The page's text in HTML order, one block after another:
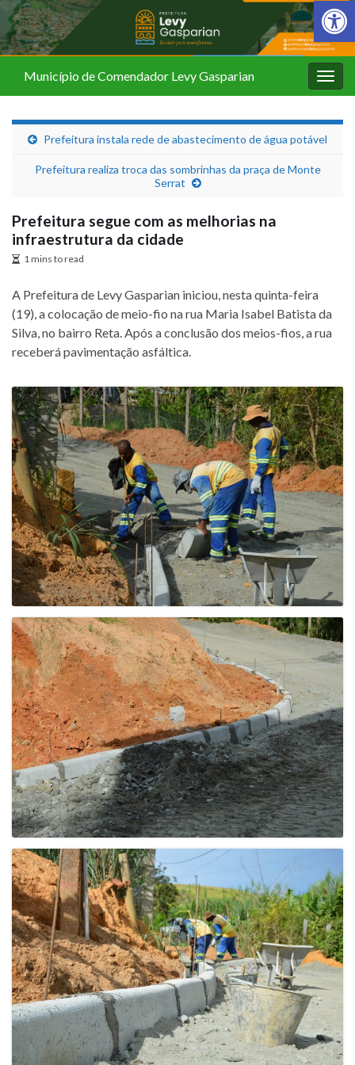
Barra de
Município de Comendador Levy Gasparian
Prefeitura instala rede de abastecimento de água potável
Prefeitura realiza troca das sombrinhas da praça de Monte
Serrat
Prefeitura segue com as melhorias na
infraestrutura da cidade
1 mins to read
A Prefeitura de Levy Gasparian iniciou, nesta quinta-feira
(19), a colocação de meio-fio na rua Maria Isabel Batista da
Silva, no bairro Reta. Após a conclusão dos meios-fios, a rua
receberá pavimentação asfáltica.